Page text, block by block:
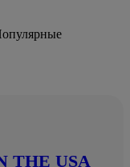
THE USA